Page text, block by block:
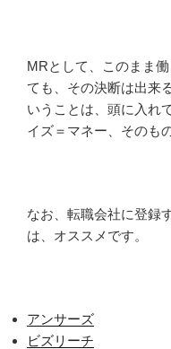
MRとして、このまま
ても、その決断は出来
いうことは、頭に入れ
イズ＝マネー、そのも
なお、転職会社に登録
は、オススメです。
アンサーズ
ビズリーチ